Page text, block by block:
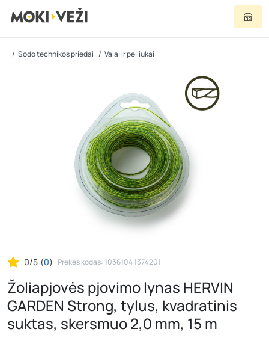
Sodo technikos priedai Valai ir peiliukai
0/5 (0) Prekės kodas: 1036104 1374201
Žoliapjovės pjovimo lynas HERVIN
GARDEN Strong, tylus, kvadratinis
suktas, skersmuo 2,0 mm, 15 m